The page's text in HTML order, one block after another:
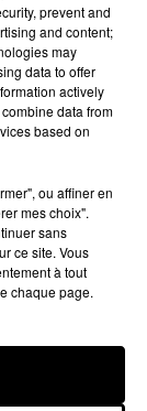
01/2025 À
prevent and
and content;
may
data to offer
actively
data from
based on
ou affiner en
mes choix".
sans
ce site. Vous
à tout
chaque page.